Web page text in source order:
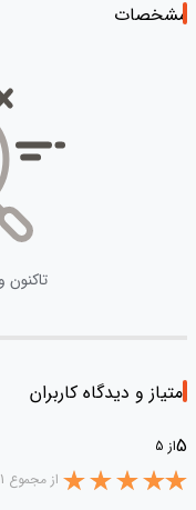
مشخصات
امتیاز و دیدگاه کاربران
5از 5
از مجموع 1 امتیاز